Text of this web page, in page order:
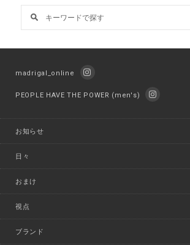
madrigal_online
PEOPLE HAVE THE POWER (men's)
お知らせ
日々
おまけ
視点
ブランド